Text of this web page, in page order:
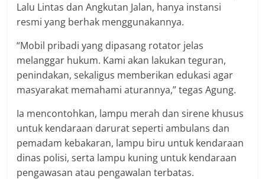
Lalu Lintas dan Angkutan Jalan, hanya instansi
resmi yang berhak menggunakannya.
“Mobil pribadi yang dipasang rotator jelas
melanggar hukum. Kami akan lakukan teguran,
penindakan, sekaligus memberikan edukasi agar
masyarakat memahami aturannya,” tegas Agung.
Ia mencontohkan, lampu merah dan sirene khusus
untuk kendaraan darurat seperti ambulans dan
pemadam kebakaran, lampu biru untuk kendaraan
dinas polisi, serta lampu kuning untuk kendaraan
pengawasan atau pengawalan terbatas.